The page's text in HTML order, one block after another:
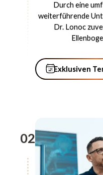
Durch eine
weiterführende
Dr. Lonoc
Exklusiven
02